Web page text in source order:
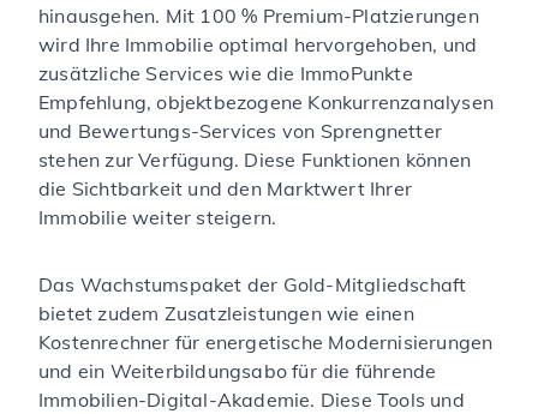
hinausgehen. Mit 100 % Premium-Platzierungen
wird Ihre Immobilie optimal hervorgehoben, und
zusätzliche Services wie die ImmoPunkte
Empfehlung, objektbezogene Konkurrenzanalysen
und Bewertungs-Services von Sprengnetter
stehen zur Verfügung. Diese Funktionen können
die Sichtbarkeit und den Marktwert Ihrer
Immobilie weiter steigern.
Das Wachstumspaket der Gold-Mitgliedschaft
bietet zudem Zusatzleistungen wie einen
Kostenrechner für energetische Modernisierungen
und ein Weiterbildungsabo für die führende
Immobilien-Digital-Akademie. Diese Tools und